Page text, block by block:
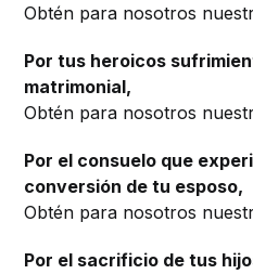
Obtén para nosotros
Por tus heroicos
matrimonial,
Obtén para nosotros
Por el consuelo que
conversión de tu esposo,
Obtén para nosotros
Por el sacrificio de tus